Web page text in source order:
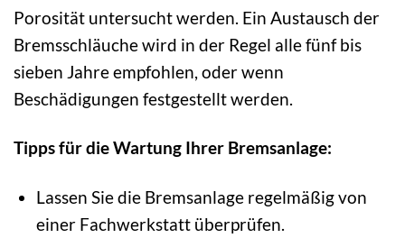
Porosität untersucht werden. Ein Austausch der
Bremsschläuche wird in der Regel alle fünf bis
sieben Jahre empfohlen, oder wenn
Beschädigungen festgestellt werden.
Tipps für die Wartung Ihrer Bremsanlage:
Lassen Sie die Bremsanlage regelmäßig von
einer Fachwerkstatt überprüfen.